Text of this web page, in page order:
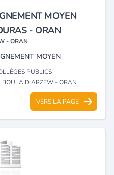
MOYEN
- ORAN
- ORAN
MOYEN
PUBLICS
BOULAID ARZEW - ORAN
VERS LA PAGE